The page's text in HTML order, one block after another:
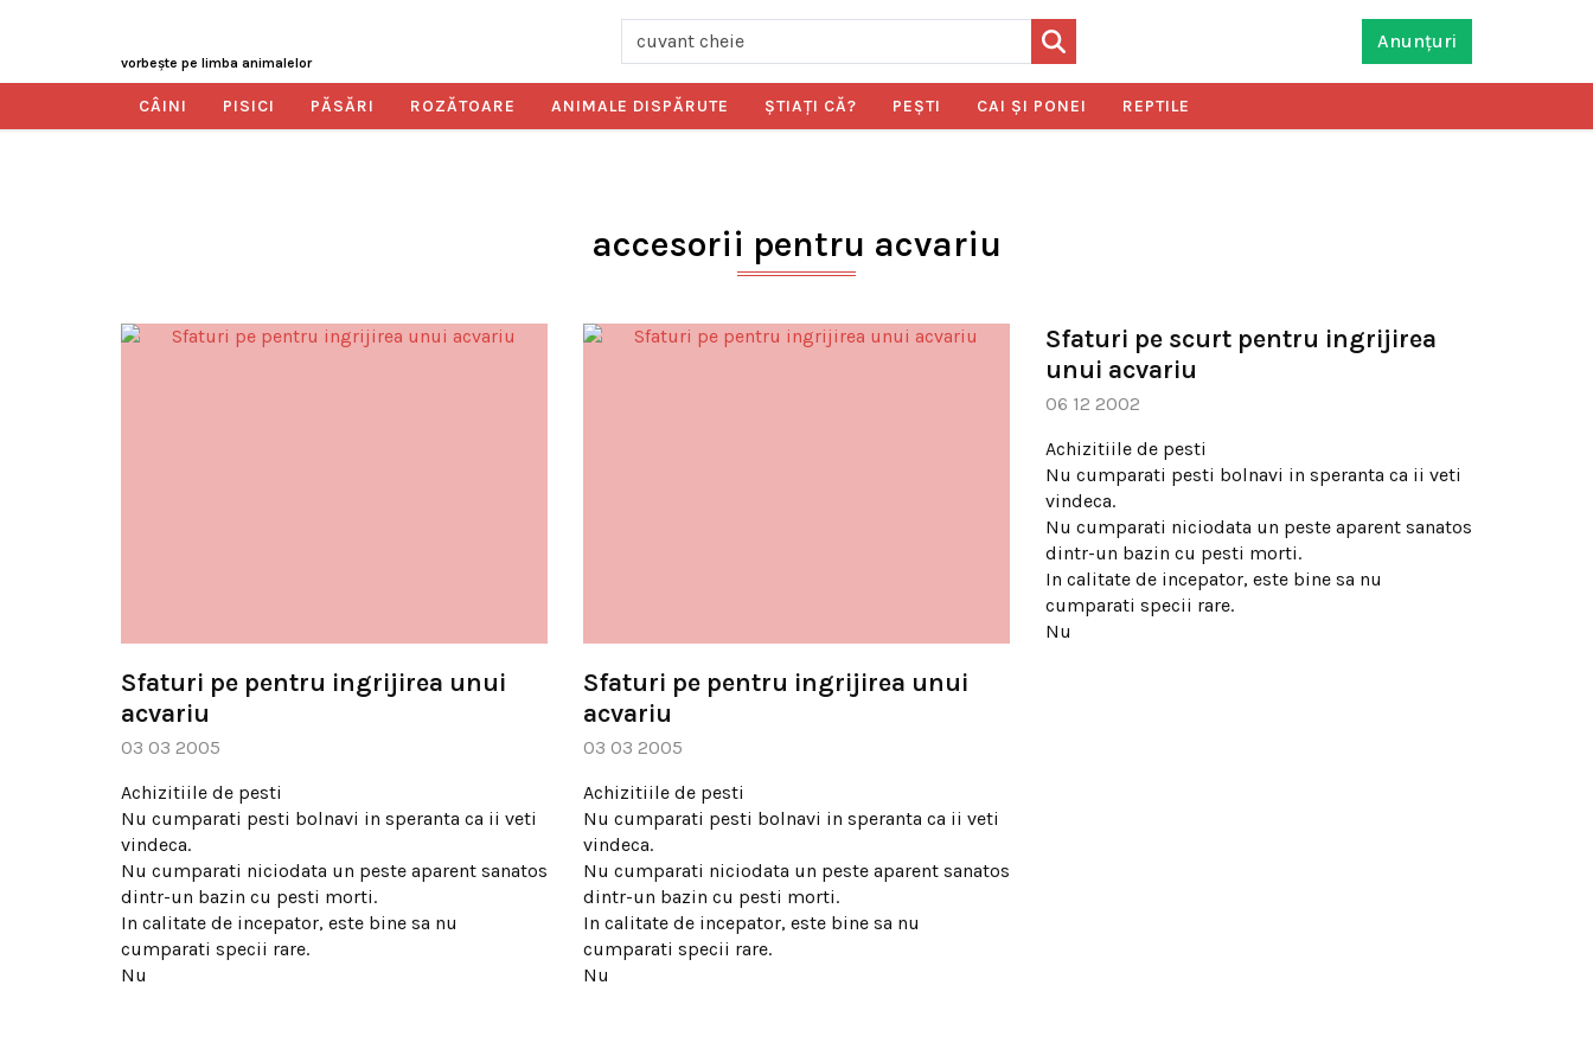
vorbeşte pe limba animalelor
Anunțuri
CÂINI PISICI PĂSĂRI ROZĂTOARE ANIMALE DISPĂRUTE ŞTIAŢI CĂ? PEŞTI CAI ŞI PONEI REPTILE
accesorii pentru acvariu
Sfaturi pe pentru ingrijirea unui
acvariu
03 03 2005
Achizitiile de pesti
Nu cumparati pesti bolnavi in speranta ca ii veti
vindeca.
Nu cumparati niciodata un peste aparent sanatos
dintr-un bazin cu pesti morti.
In calitate de incepator, este bine sa nu
cumparati specii rare.
Nu
Sfaturi pe pentru ingrijirea unui
acvariu
03 03 2005
Achizitiile de pesti
Nu cumparati pesti bolnavi in speranta ca ii veti
vindeca.
Nu cumparati niciodata un peste aparent sanatos
dintr-un bazin cu pesti morti.
In calitate de incepator, este bine sa nu
cumparati specii rare.
Nu
Sfaturi pe scurt pentru ingrijirea
unui acvariu
06 12 2002
Achizitiile de pesti
Nu cumparati pesti bolnavi in speranta ca ii veti
vindeca.
Nu cumparati niciodata un peste aparent sanatos
dintr-un bazin cu pesti morti.
In calitate de incepator, este bine sa nu
cumparati specii rare.
Nu